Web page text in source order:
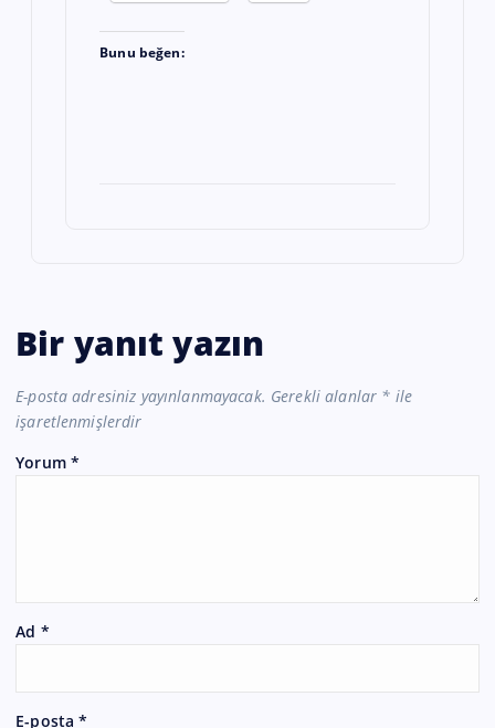
Bunu beğen:
Bir yanıt yazın
E-posta adresiniz yayınlanmayacak. Gerekli alanlar * ile
işaretlenmişlerdir
Yorum *
Ad *
E-posta*